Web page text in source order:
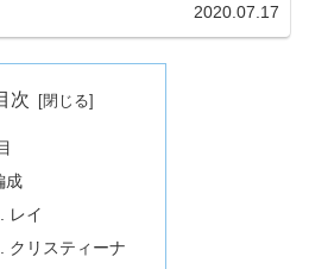
2020.07.17
次
成
レイ
クリスティーナ